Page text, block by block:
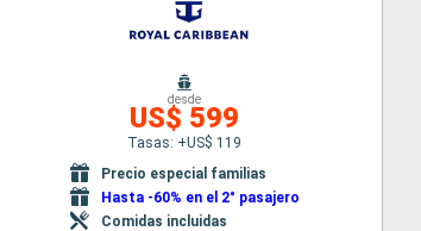
desde
US$ 599
Tasas: +US$ 119
Precio especial familias
Hasta -60% en el 2° pasajero
Comidas incluidas